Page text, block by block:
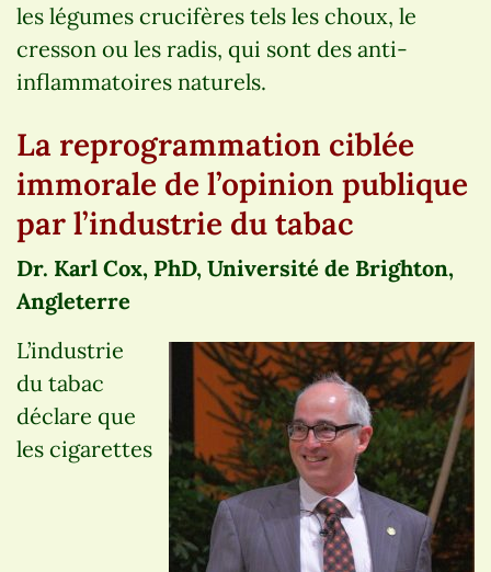
les légumes crucifères tels les choux, le
cresson ou les radis, qui sont des anti-
inflammatoires naturels.
La reprogrammation ciblée
immorale de l’opinion publique
par l’industrie du tabac
Dr. Karl Cox, PhD, Université de Brighton,
Angleterre
L’industrie
du tabac
déclare que
les cigarettes